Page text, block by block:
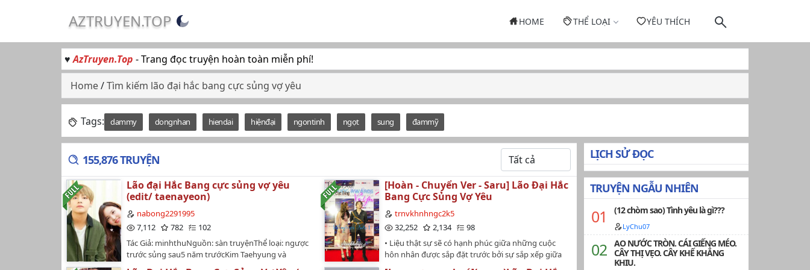
AZTRUYEN.TOP HOME THỂ LOẠI YÊU THÍCH
♥AzTruyen.Top - Trang đọc truyện hoàn toàn miễn phí!
Home/Tìm kiếm lão đại hắc bang cực sủng vợ yêu
Tags: dammy dongnhan hiendai hiệnđại ngontinh ngọt sung đammỹ
155,876 TRUYỆN
Lão đại Hắc Bang cực sủng vợ yêu
(edit/ taenayeon)
nabong2291995
7,112
782
102
Tác Giả: minhthuNguồn: sàn truyệnThể loại: ngược
trước sủng sau5 năm trướcKim Taehyung và
Hwang Sowon căn bản đã quen nhau được 2 năm,
[Hoàn - Chuyển Ver - Saru] Lão Đại Hắc
Bang Cực Sủng Vợ Yêu
trnvkhnhngc2k5
32,252
2,134
98
• Liệu thật sự sẽ có hạnh phúc giữa những cuộc
hôn nhân được sắp đặt trước bởi sự sắp xếp giữa
hai gia tộc tiếng tăm bậc nhất thành phố, và cuộc
LỊCH SỬ ĐỌC
TRUYỆN NGẪU NHIÊN
(12 chòm sao) Tình yêu là gì???
LyChu07
AO NƯỚC TRÒN. CÁI GIẾNG MÉO.
CÂY THỊ VẸO. CÂY KHẾ KHẲNG
KHIU.